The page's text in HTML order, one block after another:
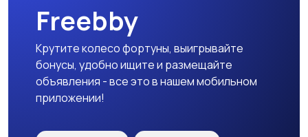
Freebby
Крутите колесо фортуны, выигрывайте
бонусы, удобно ищите и размещайте
объявления - все это в нашем мобильном
приложении!